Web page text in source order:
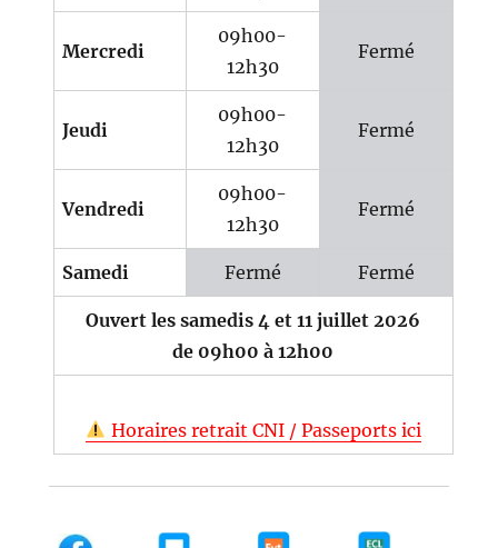
Mercredi
09h00-
12h30
Fermé
Jeudi
09h00-
12h30
Fermé
Vendredi
09h00-
12h30
Fermé
Samedi Fermé Fermé
Ouvert les samedis 4 et 11 juillet 2026
de 09h00 à 12h00
Horaires retrait CNI / Passeports ici